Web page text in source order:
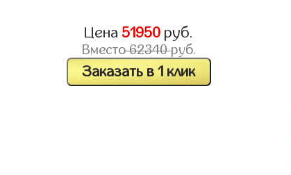
Цена 51950 руб.
Вместо62340руб.
Заказать в 1 клик